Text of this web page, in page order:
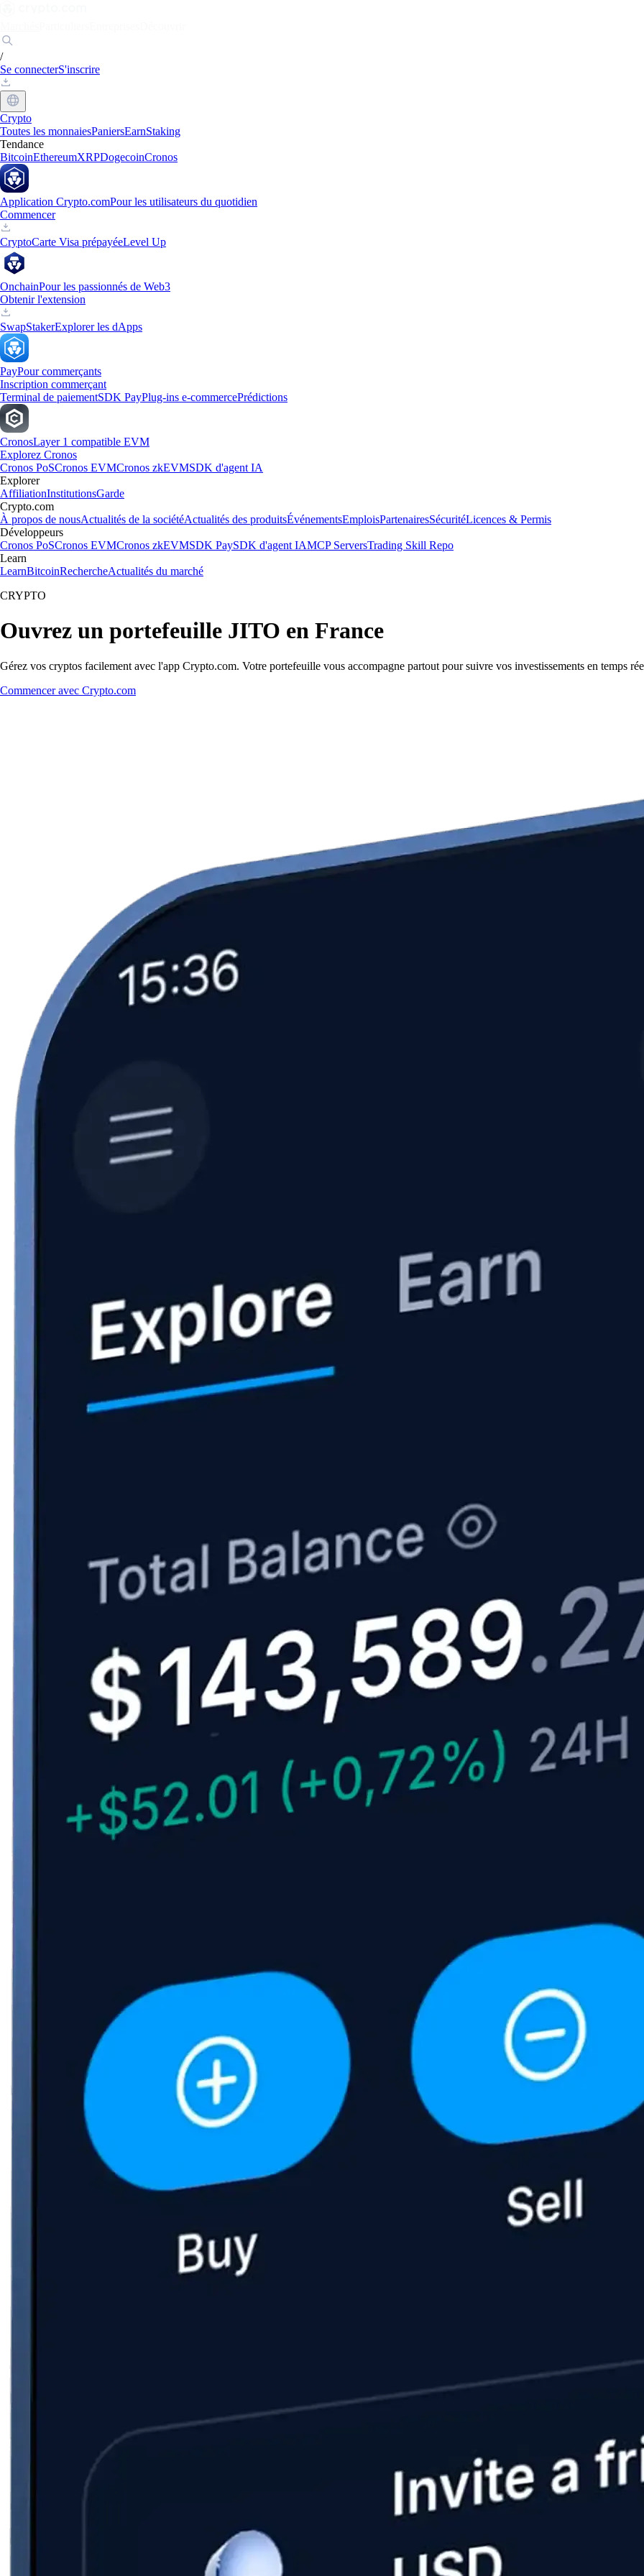
/
Se connecterS'inscrire
Crypto
Toutes les monnaiesPaniersEarnStaking
Tendance
BitcoinEthereumXRPDogecoinCronos
Application Crypto.comPour les utilisateurs du quotidien
Commencer
CryptoCarte Visa prépayéeLevel Up
OnchainPour les passionnés de Web3
Obtenir l'extension
SwapStakerExplorer les dApps
PayPour commerçants
Inscription commerçant
Terminal de paiementSDK PayPlug-ins e-commercePrédictions
CronosLayer 1 compatible EVM
Explorez Cronos
Cronos PoSCronos EVMCronos zkEVMSDK d'agent IA
Explorer
AffiliationInstitutionsGarde
Crypto.com
À propos de nousActualités de la sociétéActualités des produitsÉvénementsEmploisPartenairesSécuritéLicences & Permis
Développeurs
Cronos PoSCronos EVMCronos zkEVMSDK PaySDK d'agent IAMCP ServersTrading Skill Repo
Learn
LearnBitcoinRechercheActualités du marché
CRYPTO
Ouvrez un portefeuille JITO en France
Gérez vos cryptos facilement avec l'app Crypto.com. Votre portefeuille vous accompagne partout pour suivre vos investissements en temps
Commencer avec Crypto.com